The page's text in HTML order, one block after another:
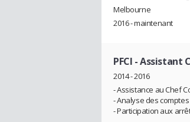
Melbourne
2016 - maintenant
PFCI - Assistant
2014 - 2016
- Assistance au Chef
- Analyse des
- Participation aux